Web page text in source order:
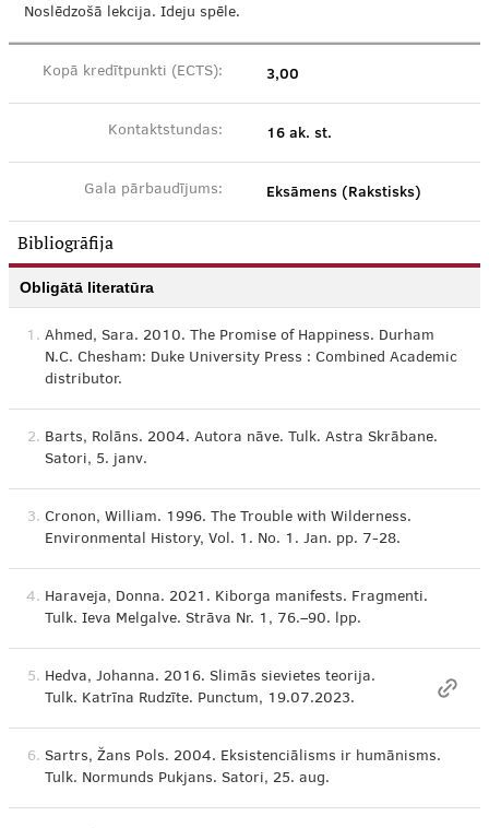
Noslēdzošā lekcija. Ideju spēle.
Kopā kredītpunkti (ECTS): 3,00
Kontaktstundas: 16 ak. st.
Gala pārbaudījums: Eksāmens (Rakstisks)
Bibliogrāfija
Obligātā literatūra
1. Ahmed, Sara. 2010. The Promise of Happiness. Durham
N.C. Chesham: Duke University Press : Combined Academic
distributor.
2. Barts, Rolāns. 2004. Autora nāve. Tulk. Astra Skrābane.
Satori, 5. janv.
3. Cronon, William. 1996. The Trouble with Wilderness.
Environmental History, Vol. 1. No. 1. Jan. pp. 7-28.
4. Haraveja, Donna. 2021. Kiborga manifests. Fragmenti.
Tulk. Ieva Melgalve. Strāva Nr. 1, 76.–90. lpp.
5. Hedva, Johanna. 2016. Slimās sievietes teorija.
Tulk. Katrīna Rudzīte. Punctum, 19.07.2023.
6. Sartrs, Žans Pols. 2004. Eksistenciālisms ir humānisms.
Tulk. Normunds Pukjans. Satori, 25. aug.